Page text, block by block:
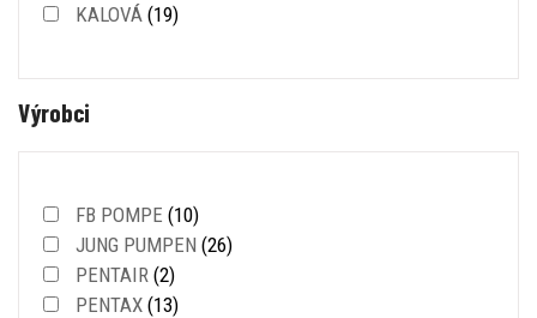
KALOVÁ (19)
Výrobci
FB POMPE (10)
JUNG PUMPEN (26)
PENTAIR (2)
PENTAX (13)